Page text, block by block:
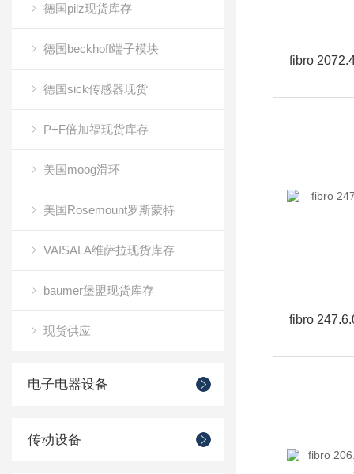
德国pilz现货库存
德国beckhoff端子模块
德国sick传感器现货
P+F倍加福现货库存
美国moog滑环
美国Rosemount罗斯蒙特
VAISALA维萨拉现货库存
baumer堡盟现货库存
现货供应
电子电器设备
传动设备